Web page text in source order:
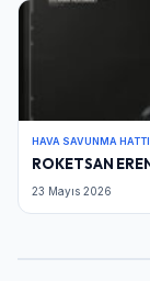
HAVA SAVUNMA HATTI
ROKETSAN
23 Mayıs 2026